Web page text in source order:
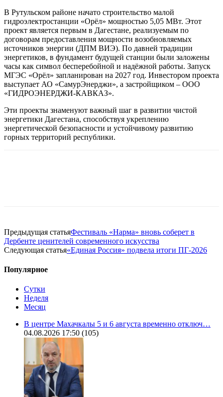
В Рутульском районе начато строительство малой
гидроэлектростанции «Орёл» мощностью 5,05 МВт. Этот
проект является первым в Дагестане, реализуемым по
договорам предоставления мощности возобновляемых
источников энергии (ДПМ ВИЭ). По давней традиции
энергетиков, в фундамент будущей станции были заложены
часы как символ бесперебойной и надёжной работы. Запуск
МГЭС «Орёл» запланирован на 2027 год. Инвестором проекта
выступает АО «СамурЭнерджи», а застройщиком – ООО
«ГИДРОЭНЕРДЖИ-КАВКАЗ».
Эти проекты знаменуют важный шаг в развитии чистой
энергетики Дагестана, способствуя укреплению
энергетической безопасности и устойчивому развитию
горных территорий республики.
Предыдущая статьяФестиваль «Нарма» вновь соберет в
Дербенте ценителей современного искусства
Следующая статья«Единая Россия» подвела итоги ПГ-2026
Популярное
Сутки
Неделя
Месяц
В центре Махачкалы 5 и 6 августа временно отключ…
04.08.2026 17:50 (105)